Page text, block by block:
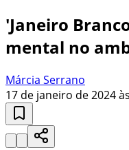
'Janeiro
mental no
Márcia Serrano
17 de janeiro de 2024